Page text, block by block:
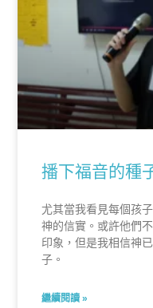
播下福音的種
尤其當我看見每個孩
神的信實。或許他們
印象，但是我相信神
子。
繼續閱讀 »